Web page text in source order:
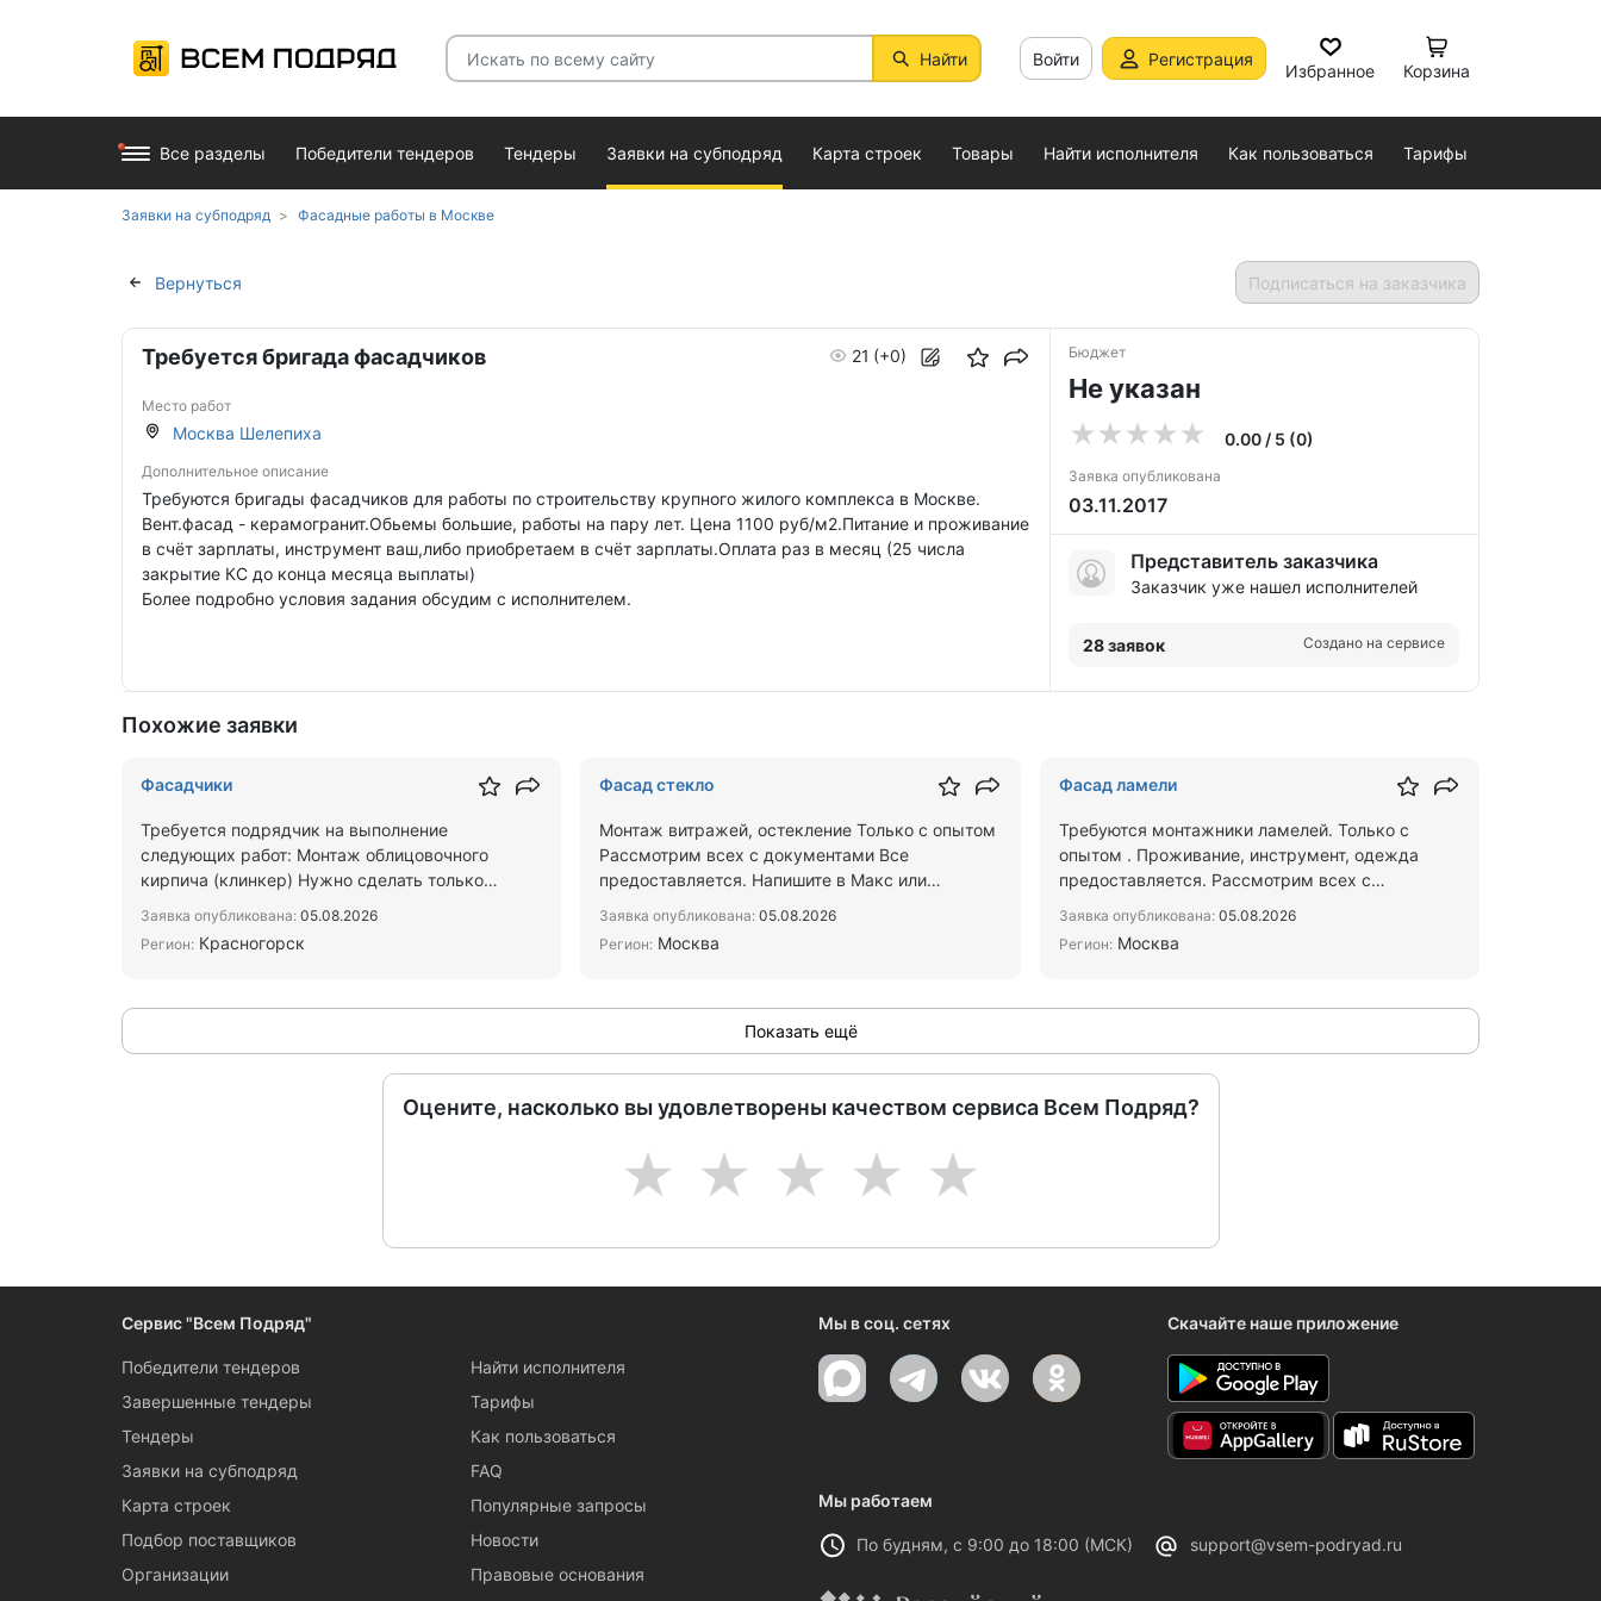
Найти Войти Регистрация
Избранное Корзина
Все разделы Победители тендеров Тендеры Заявки на субподряд Карта строек Товары Найти исполнителя Как пользоваться Тарифы
Заявки на субподряд Фасадные работы в Москве
Вернуться Подписаться на заказчика
Требуется бригада фасадчиков 21 (+0)
Место работ
Москва Шелепиха
Дополнительное описание
Требуются бригады фасадчиков для работы по строительству крупного жилого комплекса в Москве.
Вент.фасад - керамогранит.Обьемы большие, работы на пару лет. Цена 1100 руб/м2.Питание и проживание
в счёт зарплаты, инструмент ваш,либо приобретаем в счёт зарплаты.Оплата раз в месяц (25 числа
закрытие КС до конца месяца выплаты)
Более подробно условия задания обсудим с исполнителем.
Бюджет
Не указан
0.00 / 5 (0)
Заявка опубликована
03.11.2017
Представитель заказчика
Заказчик уже нашел исполнителей
28 заявок Создано на сервисе
Похожие заявки
Фасадчики
Требуется подрядчик на выполнение
следующих работ: Монтаж облицовочного
кирпича (клинкер) Нужно сделать только
Заявка опубликована: 05.08.2026
Регион: Красногорск
Фасад стекло
Монтаж витражей, остекление Только с опытом
Рассмотрим всех с документами Все
предоставляется. Напишите в Макс или
Заявка опубликована: 05.08.2026
Регион: Москва
Фасад ламели
Требуются монтажники ламелей. Только с
опытом . Проживание, инструмент, одежда
предоставляется. Рассмотрим всех с
Заявка опубликована:05.08.2026
Регион:Москва
Показать ещё
Оцените, насколько вы удовлетворены качеством сервиса Всем Подряд?
5
4
3
2
1
Сервис "Всем Подряд"
Победители тендеров
Завершенные тендеры
Тендеры
Заявки на субподряд
Карта строек
Подбор поставщиков
Организации
Найти исполнителя
Тарифы
Как пользоваться
FAQ
Популярные запросы
Новости
Правовые основания
Мы в соц. сетях Скачайте наше приложение
Мы работаем
По будням, с 9:00 до 18:00 (МСК) support@vsem-podryad.ru